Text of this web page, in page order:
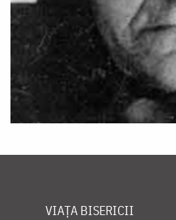
VIAȚA BISERICII